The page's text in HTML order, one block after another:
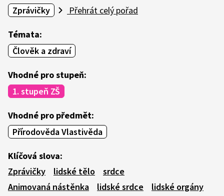
Zprávičky
Přehrát celý pořad
Témata:
Člověk a zdraví
Vhodné pro stupeň:
1. stupeň ZŠ
Vhodné pro předmět:
Přírodověda Vlastivěda
Klíčová slova:
Zprávičky
lidské tělo
srdce
Animovaná nástěnka
lidské srdce
lidské orgány